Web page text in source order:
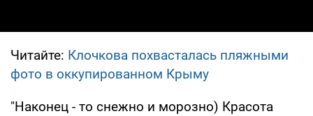
Читайте: Клочкова похвасталась пляжными
фото в оккупированном Крыму
"Наконец - то снежно и морозно) Красота